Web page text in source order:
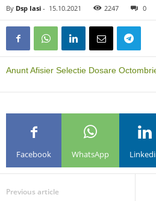
By Dsp Iasi - 15.10.2021 2247 0
Anunt Afisier Selectie Dosare
Facebook WhatsApp
Previous article